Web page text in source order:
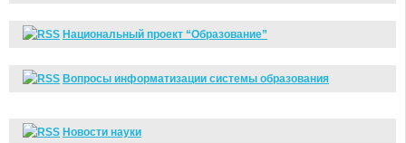
Национальный проект “Образование”
Вопросы информатизации системы образования
Новости науки